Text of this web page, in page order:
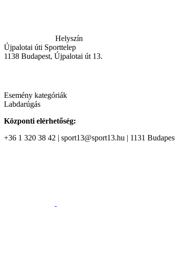
Helyszín
Újpalotai úti Sporttelep
1138 Budapest, Újpalotai út 13.
Esemény kategóriák
Labdarúgás
Központi elérhetőség:
+36 1 320 38 42 | sport13@sport13.hu | 1131